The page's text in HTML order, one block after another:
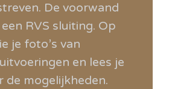
De voorwand
RVS sluiting. Op
je foto’s van
en lees je
de mogelijkheden.